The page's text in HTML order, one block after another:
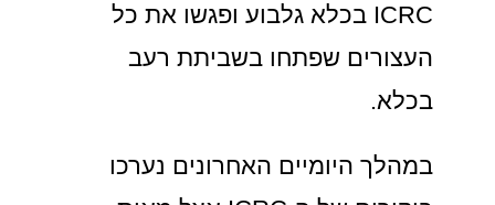
ICRC בכלא גלבוע ופגשו את כל
העצורים שפתחו בשביתת רעב
בכלא.
במהלך היומיים האחרונים נערכו